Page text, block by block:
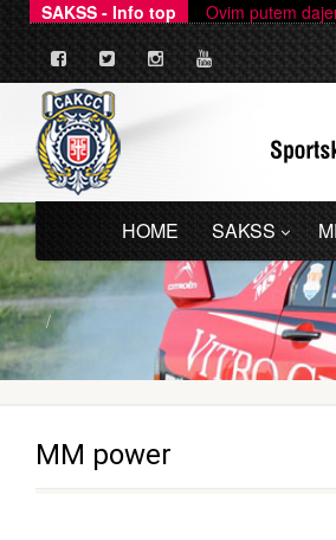
SAKSS - Info top Ovim putem
HOME SAKSS
MM power